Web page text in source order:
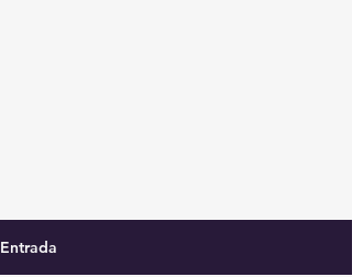
Entrada